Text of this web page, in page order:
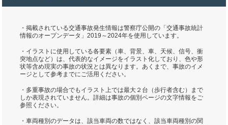
・掲載されている交通事故発生情報は警察庁公開の「交通事故統計
情報のオープンデータ」2019～2024年を使用しています。
・イラストに使用している各要素（車、背景、車、天候、信号、衝
突地点など）は、代表的なイメージをイラスト化しており、色や形
状等含め現実の事故の状況とは異なります。あくまで、事故のイメ
ージとして参考までにご活用ください。
・多重事故の場合でもイラスト上では最大２台（歩行者含む）まで
しか表現されていません。詳細は事故の個別ページの文字情報をご
参照ください。
・車両種別のデータは、該当車両の数ではなく、該当車両種別の関